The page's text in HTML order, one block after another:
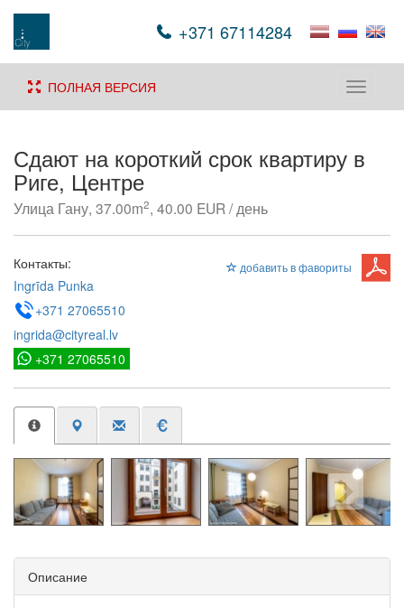
+371 67114284
Toggle
ПОЛНАЯ ВЕРСИЯ
Сдают на короткий срок квартиру в
Риге, Центре
Улица Гану, 37.00m2, 40.00 EUR / день
добавить в фавориты
Контакты:
Ingrīda Punka
+371 27065510
ingrida@cityreal.lv
+371 27065510
Описание